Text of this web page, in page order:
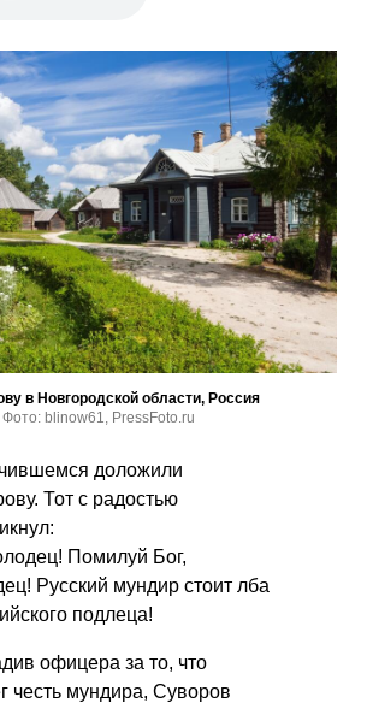
в Новгородской области, Россия
Фото: blinow61, PressFoto.ru
доложили
Тот с радостью
Помилуй Бог,
Русский мундир стоит лба
подлеца!
офицера за то, что
честь мундира, Суворов